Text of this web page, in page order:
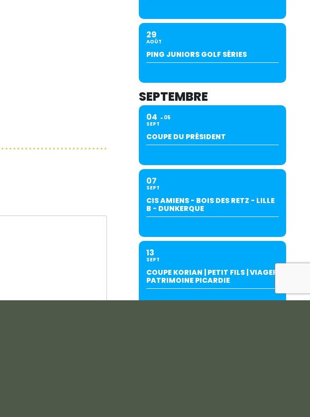
29
AOÛT
PING JUNIORS GOLF SÉRIES
SEPTEMBRE
04
SEPT
05
COUPE DU PRÉSIDENT
07
SEPT
CIS AMIENS - BOIS DES RETZ - LILLE
B - DUNKERQUE
13
SEPT
COUPE KORIAN | PETIT FILS | VIAGER
PATRIMOINE PICARDIE